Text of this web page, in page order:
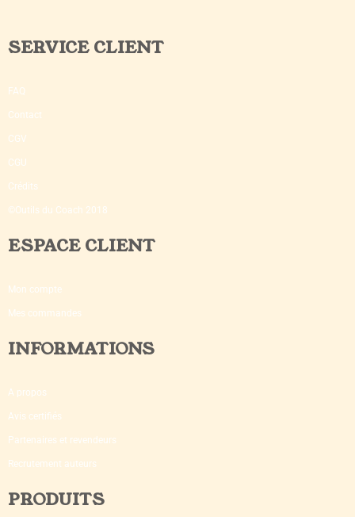
SERVICE CLIENT
FAQ
Contact
CGV
CGU
Crédits
©Outils du Coach 2018
ESPACE CLIENT
Mon compte
Mes commandes
INFORMATIONS
A propos
Avis certifiés
Partenaires et revendeurs
Recrutement auteurs
PRODUITS